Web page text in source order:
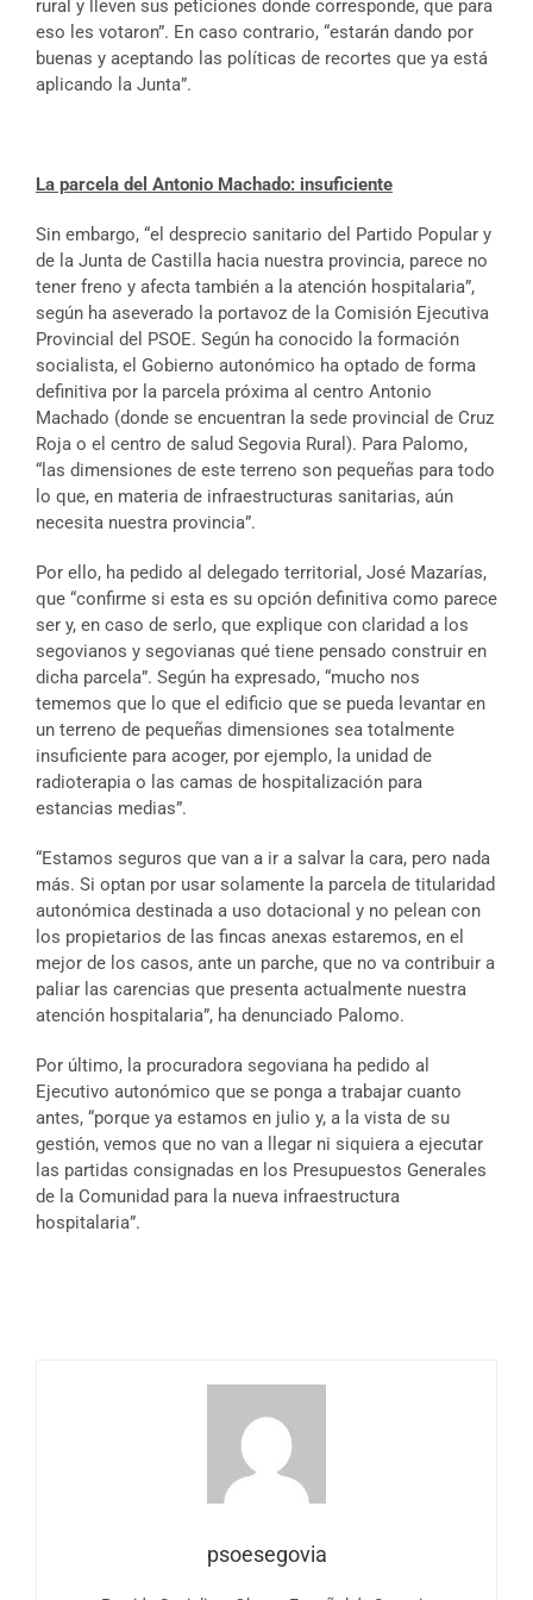
rural y lleven sus peticiones donde corresponde, que para
eso les votaron”. En caso contrario, “estarán dando por
buenas y aceptando las políticas de recortes que ya está
aplicando la Junta”.
La parcela del Antonio Machado: insuficiente
Sin embargo, “el desprecio sanitario del Partido Popular y
de la Junta de Castilla hacia nuestra provincia, parece no
tener freno y afecta también a la atención hospitalaria”,
según ha aseverado la portavoz de la Comisión Ejecutiva
Provincial del PSOE. Según ha conocido la formación
socialista, el Gobierno autonómico ha optado de forma
definitiva por la parcela próxima al centro Antonio
Machado (donde se encuentran la sede provincial de Cruz
Roja o el centro de salud Segovia Rural). Para Palomo,
“las dimensiones de este terreno son pequeñas para todo
lo que, en materia de infraestructuras sanitarias, aún
necesita nuestra provincia”.
Por ello, ha pedido al delegado territorial, José Mazarías,
que “confirme si esta es su opción definitiva como parece
ser y, en caso de serlo, que explique con claridad a los
segovianos y segovianas qué tiene pensado construir en
dicha parcela”. Según ha expresado, “mucho nos
tememos que lo que el edificio que se pueda levantar en
un terreno de pequeñas dimensiones sea totalmente
insuficiente para acoger, por ejemplo, la unidad de
radioterapia o las camas de hospitalización para
estancias medias”.
“Estamos seguros que van a ir a salvar la cara, pero nada
más. Si optan por usar solamente la parcela de titularidad
autonómica destinada a uso dotacional y no pelean con
los propietarios de las fincas anexas estaremos, en el
mejor de los casos, ante un parche, que no va contribuir a
paliar las carencias que presenta actualmente nuestra
atención hospitalaria”, ha denunciado Palomo.
Por último, la procuradora segoviana ha pedido al
Ejecutivo autonómico que se ponga a trabajar cuanto
antes, “porque ya estamos en julio y, a la vista de su
gestión, vemos que no van a llegar ni siquiera a ejecutar
las partidas consignadas en los Presupuestos Generales
de la Comunidad para la nueva infraestructura
hospitalaria”.
psoesegovia